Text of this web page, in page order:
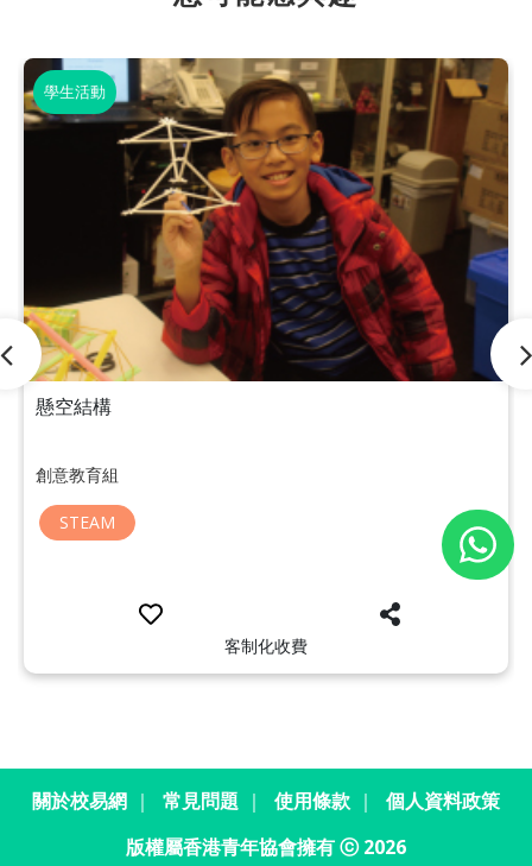
學生活動
懸空結構
創意教育組
STEAM
客制化收費
版權屬香港青年協會擁有 ⓒ 2026
關於校易網 ｜ 常見問題 ｜ 使用條款 ｜ 個人資料政策